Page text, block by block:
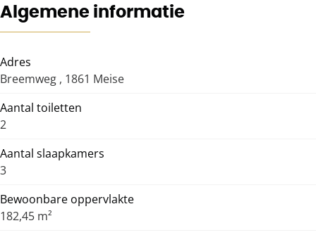
Algemene informatie
Adres
Breemweg , 1861 Meise
Aantal toiletten
2
Aantal slaapkamers
3
Bewoonbare oppervlakte
182,45 m²